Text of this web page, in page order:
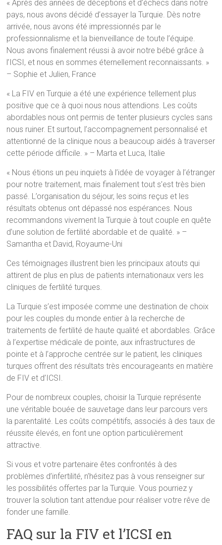
« Après des années de déceptions et d’échecs dans notre
pays, nous avons décidé d’essayer la Turquie. Dès notre
arrivée, nous avons été impressionnés par le
professionnalisme et la bienveillance de toute l’équipe.
Nous avons finalement réussi à avoir notre bébé grâce à
l’ICSI, et nous en sommes éternellement reconnaissants. »
– Sophie et Julien, France
« La FIV en Turquie a été une expérience tellement plus
positive que ce à quoi nous nous attendions. Les coûts
abordables nous ont permis de tenter plusieurs cycles sans
nous ruiner. Et surtout, l’accompagnement personnalisé et
attentionné de la clinique nous a beaucoup aidés à traverser
cette période difficile. » – Marta et Luca, Italie
« Nous étions un peu inquiets à l’idée de voyager à l’étranger
pour notre traitement, mais finalement tout s’est très bien
passé. L’organisation du séjour, les soins reçus et les
résultats obtenus ont dépassé nos espérances. Nous
recommandons vivement la Turquie à tout couple en quête
d’une solution de fertilité abordable et de qualité. » –
Samantha et David, Royaume-Uni
Ces témoignages illustrent bien les principaux atouts qui
attirent de plus en plus de patients internationaux vers les
cliniques de fertilité turques.
La Turquie s’est imposée comme une destination de choix
pour les couples du monde entier à la recherche de
traitements de fertilité de haute qualité et abordables. Grâce
à l’expertise médicale de pointe, aux infrastructures de
pointe et à l’approche centrée sur le patient, les cliniques
turques offrent des résultats très encourageants en matière
de FIV et d’ICSI.
Pour de nombreux couples, choisir la Turquie représente
une véritable bouée de sauvetage dans leur parcours vers
la parentalité. Les coûts compétitifs, associés à des taux de
réussite élevés, en font une option particulièrement
attractive.
Si vous et votre partenaire êtes confrontés à des
problèmes d’infertilité, n’hésitez pas à vous renseigner sur
les possibilités offertes par la Turquie. Vous pourriez y
trouver la solution tant attendue pour réaliser votre rêve de
fonder une famille.
FAQ sur la FIV et l’ICSI en